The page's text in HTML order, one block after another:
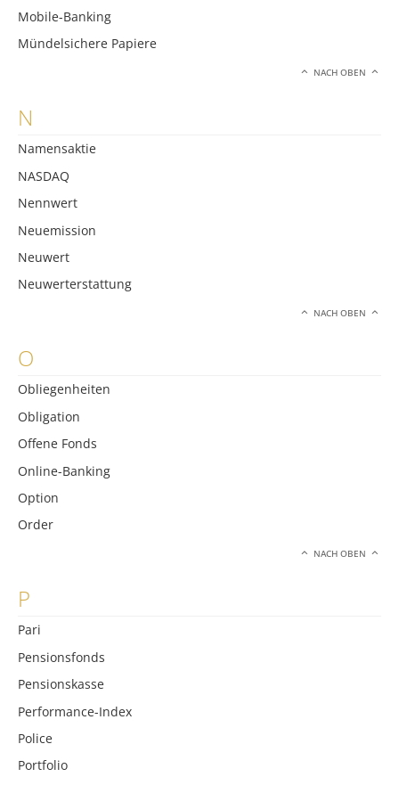
Mobile-Banking
Mündelsichere Papiere
NACH OBEN
N
Namensaktie
NASDAQ
Nennwert
Neuemission
Neuwert
Neuwerterstattung
NACH OBEN
O
Obliegenheiten
Obligation
Offene Fonds
Online-Banking
Option
Order
NACH OBEN
P
Pari
Pensionsfonds
Pensionskasse
Performance-Index
Police
Portfolio